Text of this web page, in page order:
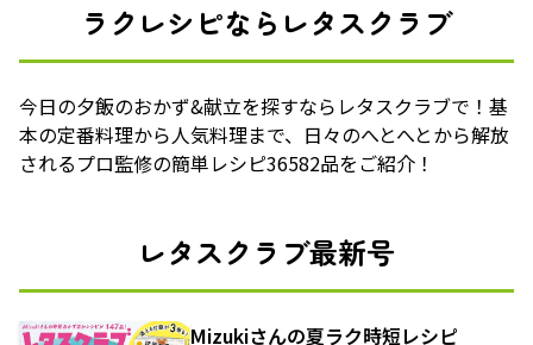
ラクレシピならレタスクラブ
今日の夕飯のおかず&献立を探すならレタスクラブで！基
本の定番料理から人気料理まで、日々のへとへとから解放
されるプロ監修の簡単レシピ36582品をご紹介！
レタスクラブ最新号
Mizukiさんの夏ラク時短レシピ